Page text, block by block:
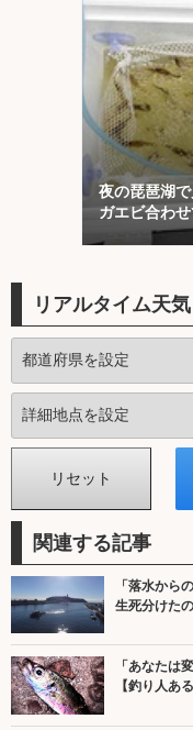
夜の琵琶湖
ガエビ合わ
リアルタイム天
関連する記事
「落水から
生死分けた
「あなたは
【釣り人あ